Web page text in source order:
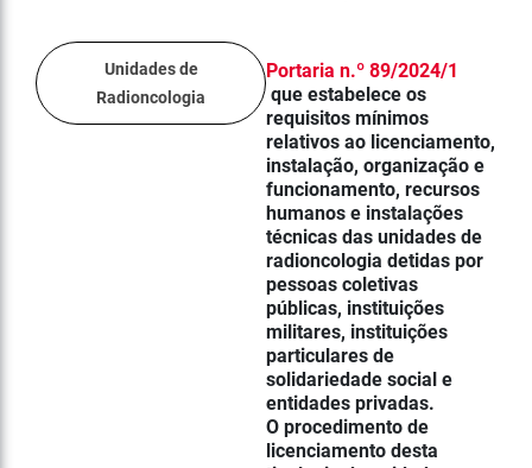
Unidades de
Radioncologia
Portaria n.º 89/2024/1
que estabelece os
requisitos mínimos
relativos ao licenciamento,
instalação, organização e
funcionamento, recursos
humanos e instalações
técnicas das unidades de
radioncologia detidas por
pessoas coletivas
públicas, instituições
militares, instituições
particulares de
solidariedade social e
entidades privadas.
O procedimento de
licenciamento desta